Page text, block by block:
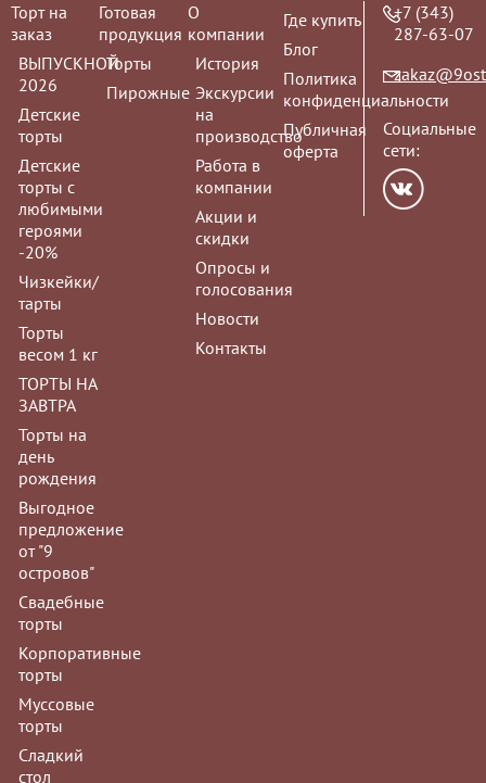
Торт на
заказ
ВЫПУСКНОЙ
2026
Детские
торты
Детские
торты с
любимыми
героями
-20%
Чизкейки/
тарты
Торты
весом 1 кг
ТОРТЫ НА
ЗАВТРА
Торты на
день
рождения
Выгодное
предложение
от "9
островов"
Свадебные
торты
Корпоративные
торты
Муссовые
торты
Сладкий
стол
Готовая
продукция
Торты
Пирожные
О
компании
История
Экскурсии
на
производство
Работа в
компании
Акции и
скидки
Опросы и
голосования
Новости
Контакты
Где купить
Блог
Политика
конфиденциальности
Публичная
оферта
+7 (343)
287-63-07
Социальные
сети: